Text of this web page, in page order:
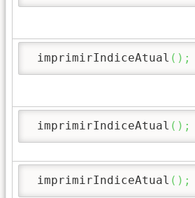
imprimirIndiceAtual ( ) ;
imprimirIndiceAtual ( ) ;
imprimirIndiceAtual ( ) ;